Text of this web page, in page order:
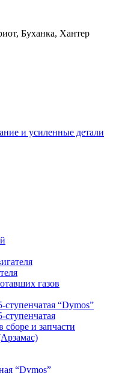
Буханка, Хантер
и усиленные детали
газов
ступенчатая “Dymos”
ступенчатая
сборе и запчасти
“Dymos”